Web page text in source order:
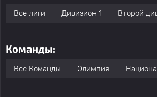
Все лиги Дивизион 1 Второй
Команды:
Все Команды Олимпия